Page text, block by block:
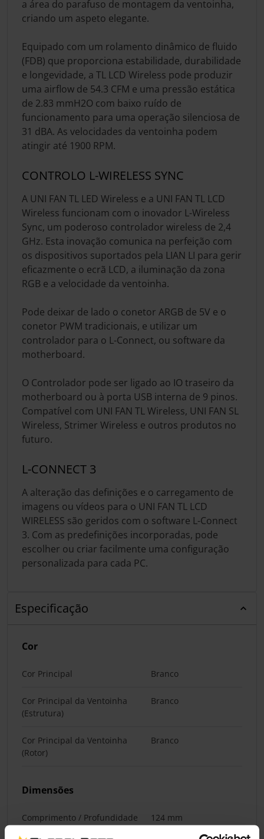
a área do parafuso de montagem da ventoinha,
criando um aspeto elegante.
Equipado com um rolamento dinâmico de fluido
(FDB) que proporciona estabilidade, durabilidade
e longevidade, a TL LCD Wireless pode produzir
uma airflow de 54.3 CFM e uma pressão estática
de 2.83 mmH2O com baixo ruído de
funcionamento para uma operação silenciosa de
31 dBA. As velocidades da ventoinha podem
atingir até 1900 RPM.
CONTROLO L-WIRELESS SYNC
A UNI FAN TL LED Wireless e a UNI FAN TL LCD
Wireless funcionam com o inovador L-Wireless
Sync, um poderoso controlador wireless de 2,4
GHz. Esta inovação comunica na perfeição com
os dispositivos suportados pela LIAN LI para gerir
eficazmente o ecrã LCD, a iluminação da zona
RGB e a velocidade da ventoinha.
Pode deixar de lado o conetor ARGB de 5V e o
conetor PWM tradicionais, e utilizar um
controlador para o L-Connect, ou software da
motherboard.
O Controlador pode ser ligado ao IO traseiro da
motherboard ou à porta USB interna de 9 pinos.
Compatível com UNI FAN TL Wireless, UNI FAN SL
Wireless, Strimer Wireless e outros produtos no
futuro.
L-CONNECT 3
A alteração das definições e o carregamento de
imagens ou vídeos para o UNI FAN TL LCD
WIRELESS são geridos com o software L-Connect
3. Com as predefinições incorporadas, pode
escolher ou criar facilmente uma configuração
personalizada para cada PC.
Especificação
Cor
Cor Principal Branco
Cor Principal da Ventoinha
(Estrutura)
Branco
Cor Principal da Ventoinha
(Rotor)
Branco
Dimensões
Comprimento / Profundidade 124 mm